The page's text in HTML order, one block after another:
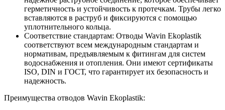
герметичность и устойчивость к протечкам. Трубы легко
вставляются в раструб и фиксируются с помощью
уплотнительного кольца.
Соответствие стандартам: Отводы Wavin Ekoplastik
соответствуют всем международным стандартам и
нормативам, предъявляемым к фитингам для систем
водоснабжения и отопления. Они имеют сертификаты
ISO, DIN и ГОСТ, что гарантирует их безопасность и
надежность.
Преимущества отводов Wavin Ekoplastik: